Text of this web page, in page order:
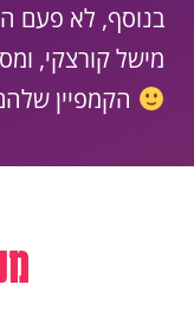
בנוסף, לא פעם
מישל קורצקי,